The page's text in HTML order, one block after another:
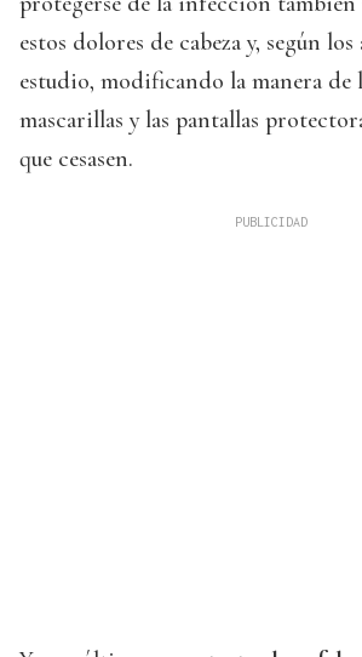
estos dolores de cabeza y, según
estudio, modificando la manera de
mascarillas y las pantallas
que cesasen.